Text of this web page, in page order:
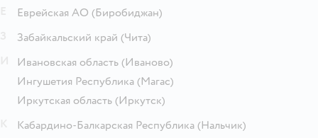
Еврейская АО (Биробиджан)
Забайкальский край (Чита)
Ивановская область (Иваново)
Ингушетия Республика (Магас)
Иркутская область (Иркутск)
Кабардино-Балкарская Республика (Нальчик)